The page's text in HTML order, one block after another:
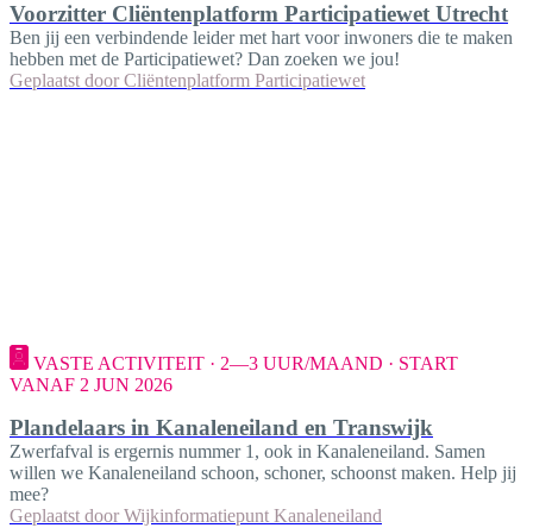
Voorzitter Cliëntenplatform Participatiewet Utrecht
Ben jij een verbindende leider met hart voor inwoners die te maken
hebben met de Participatiewet? Dan zoeken we jou!
Geplaatst door Cliëntenplatform Participatiewet
VASTE ACTIVITEIT · 2—3 UUR/MAAND · START
VANAF 2 JUN 2026
Plandelaars in Kanaleneiland en Transwijk
Zwerfafval is ergernis nummer 1, ook in Kanaleneiland. Samen
willen we Kanaleneiland schoon, schoner, schoonst maken. Help jij
mee?
Geplaatst door Wijkinformatiepunt Kanaleneiland